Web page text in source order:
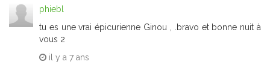
phiebl
tu es une vrai épicurienne Ginou , .bravo et bonne nuit à
vous 2
il y a 7 ans